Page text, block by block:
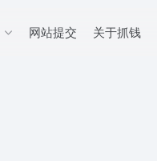
网站提交 关于抓钱